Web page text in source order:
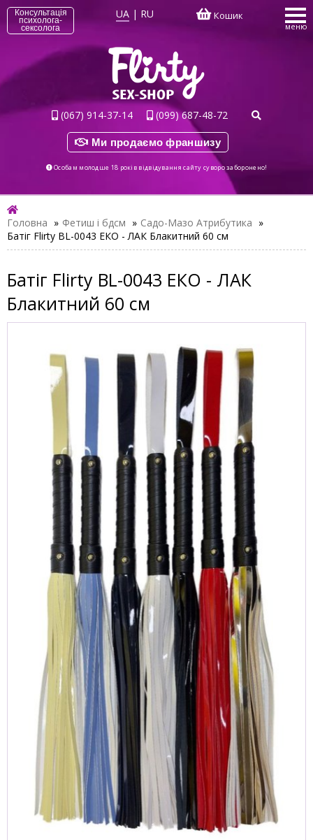
Консультація
психолога-
сексолога
UA | RU Кошик
меню
(067) 914-37-14 (099) 687-48-72
Ми продаємо франшизу
Особам молодше 18 років відвідування сайту суворо заборонено!
Головна » Фетиш і бдсм » Садо-Мазо Атрибутика »
Батіг Flirty BL-0043 ЕКО - ЛАК Блакитний 60 см
Батіг Flirty BL-0043 ЕКО - ЛАК
Блакитний 60 см